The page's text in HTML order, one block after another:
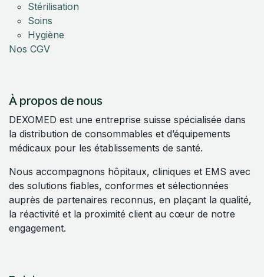
Stérilisation
Soins
Hygiène
Nos CGV
À propos de nous
DEXOMED est une entreprise suisse spécialisée dans
la distribution de consommables et d’équipements
médicaux pour les établissements de santé.
Nous accompagnons hôpitaux, cliniques et EMS avec
des solutions fiables, conformes et sélectionnées
auprès de partenaires reconnus, en plaçant la qualité,
la réactivité et la proximité client au cœur de notre
engagement.